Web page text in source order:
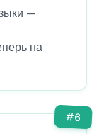
—
на
#6